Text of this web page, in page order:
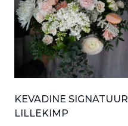
KEVADINE SIGNATUUR
LILLEKIMP